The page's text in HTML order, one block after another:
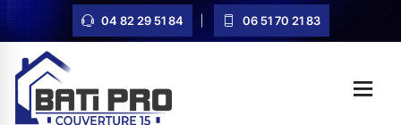
04 82 29 51 84 06 51 70 21 83